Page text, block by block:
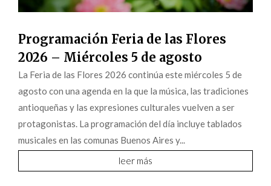
Programación Feria de las Flores
2026 – Miércoles 5 de agosto
La Feria de las Flores 2026 continúa este miércoles 5 de
agosto con una agenda en la que la música, las tradiciones
antioqueñas y las expresiones culturales vuelven a ser
protagonistas. La programación del día incluye tablados
musicales en las comunas Buenos Aires y...
leer más